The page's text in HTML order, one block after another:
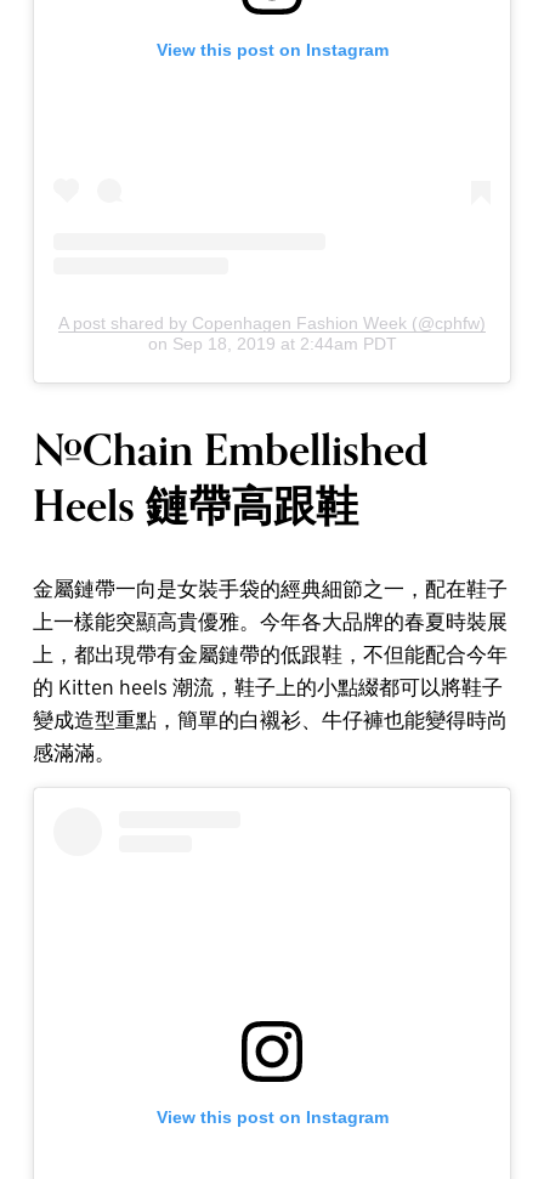
View this post on Instagram
A post shared by Copenhagen Fashion Week (@cphfw)
on Sep 18, 2019 at 2:44am PDT
#Chain Embellished
Heels 鏈帶高跟鞋
金屬鏈帶一向是女裝手袋的經典細節之一，配在鞋子
上一樣能突顯高貴優雅。今年各大品牌的春夏時裝展
上，都出現帶有金屬鏈帶的低跟鞋，不但能配合今年
的 Kitten heels 潮流，鞋子上的小點綴都可以將鞋子
變成造型重點，簡單的白襯衫、牛仔褲也能變得時尚
感滿滿。
View this post on Instagram